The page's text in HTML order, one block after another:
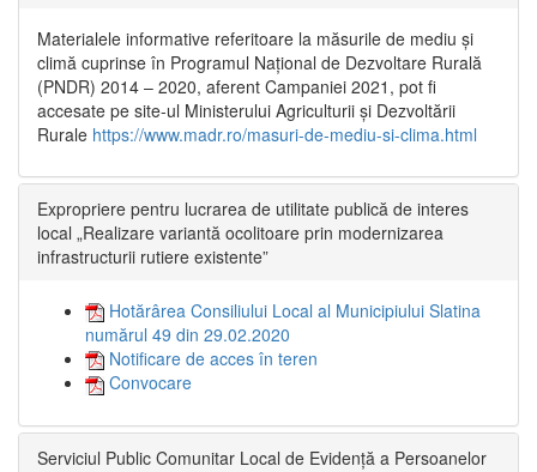
Materialele informative referitoare la măsurile de mediu și
climă cuprinse în Programul Național de Dezvoltare Rurală
(PNDR) 2014 – 2020, aferent Campaniei 2021, pot fi
accesate pe site-ul Ministerului Agriculturii și Dezvoltării
Rurale https://www.madr.ro/masuri-de-mediu-si-clima.html
Expropriere pentru lucrarea de utilitate publică de interes
local „Realizare variantă ocolitoare prin modernizarea
infrastructurii rutiere existente”
Hotărârea Consiliului Local al Municipiului Slatina
numărul 49 din 29.02.2020
Notificare de acces în teren
Convocare
Serviciul Public Comunitar Local de Evidență a Persoanelor